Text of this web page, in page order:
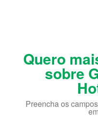
Quero
sobre
Preencha os